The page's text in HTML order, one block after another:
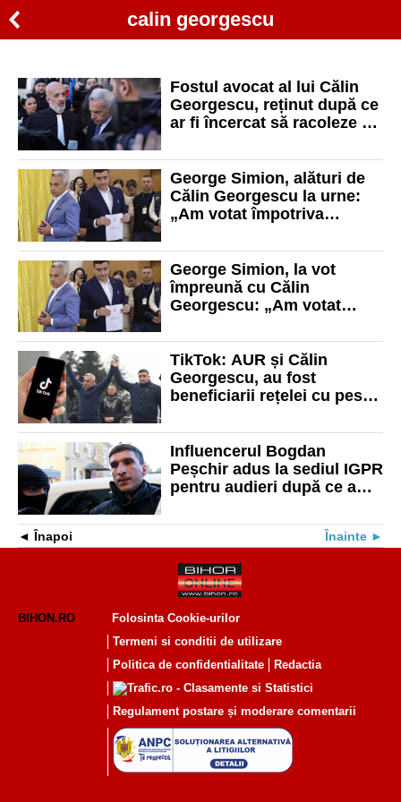
calin georgescu
Fostul avocat al lui Călin
Georgescu, reținut după ce
ar fi încercat să racoleze o
George Simion, alături de
Călin Georgescu la urne:
„Am votat împotriva
poporului român”
George Simion, la vot
împreună cu Călin
Georgescu: „Am votat
TikTok: AUR și Călin
Georgescu, au fost
beneficiarii rețelei cu peste
campania electorală
Influencerul Bogdan
Peșchir adus la sediul IGPR
pentru audieri după ce a
Înapoi Înainte
BIHON.RO
Folosinta Cookie-urilor
Termeni si conditii de utilizare
Politica de confidentialitate
Redactia
Regulament postare și moderare comentarii